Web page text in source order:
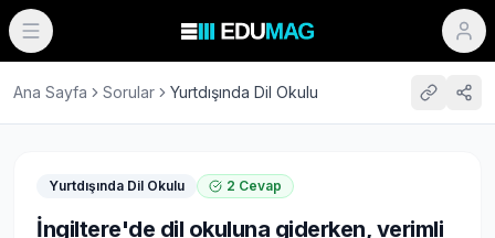
Ana Sayfa Sorular Yurtdışında Dil Okulu
Yurtdışında Dil Okulu 2 Cevap
İngiltere'de dil okuluna giderken, verimli